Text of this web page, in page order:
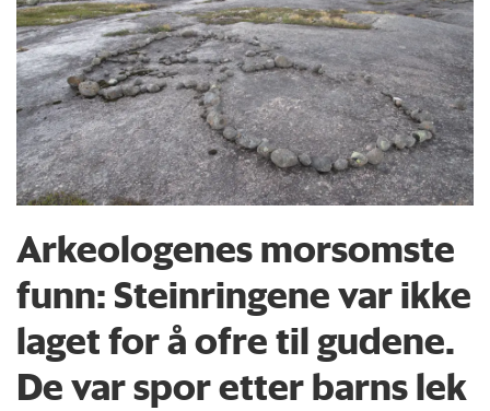
Arkeologenes morsomste
funn: Steinringene var ikke
laget for å ofre til gudene.
De var spor etter barns lek